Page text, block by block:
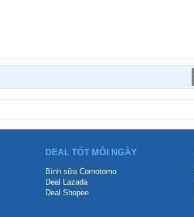
DEAL TỐT MỖI NGÀY
Bình sữa Comotomo
Deal Lazada
Deal Shopee